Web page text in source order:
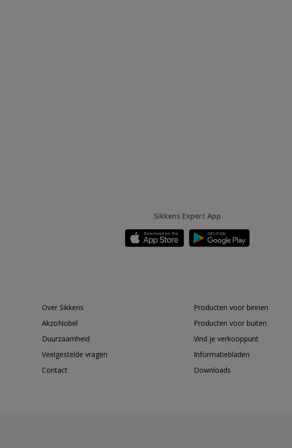
Sikkens Expert App
Over Sikkens
AkzoNobel
Duurzaamheid
Veelgestelde vragen
Contact
Producten voor binnen
Producten voor buiten
Vind je verkooppunt
Informatiebladen
Downloads